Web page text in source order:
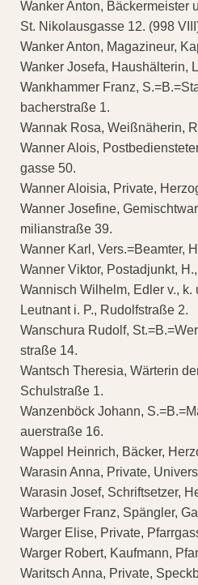
Wanker Anton, Bäckermeister
St. Nikolausgasse 12. (998
Wanker Anton, Magazineur,
Wanker Josefa, Haushälterin,
Wankhammer Franz,
bacherstraße 1.
Wannak Rosa, Weißnäherin,
Wanner Alois,
gasse 50.
Wanner Aloisia, Private,
Wanner Josefine,
milianstraße 39.
Wanner Karl, Vers.=Beamter,
Wanner Viktor, Postadjunkt,
Wannisch Wilhelm, Edler v., k.
Leutnant i. P., Rudolfstraße 2.
Wanschura Rudolf,
straße 14.
Wantsch Theresia, Wärterin
Schulstraße 1.
Wanzenböck Johann,
auerstraße 16.
Wappel Heinrich, Bäcker,
Warasin Anna, Private,
Warasin Josef, Schriftsetzer,
Warberger Franz, Spängler,
Warger Elise, Private,
Warger Robert, Kaufmann,
Waritsch Anna, Private,